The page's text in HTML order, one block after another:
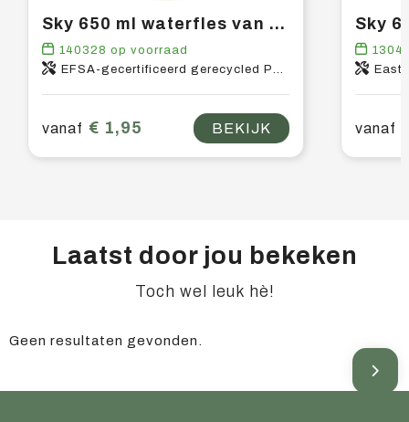
Sky 650 ml waterfles van gerecycled plastic
140328 op voorraad
EFSA-gecertificeerd gerecycled PET-kunststof, PP-kunststof
vanaf € 1,95 BEKIJK vanaf
Laatst door jou bekeken
Toch wel leuk hè!
Geen resultaten gevonden.